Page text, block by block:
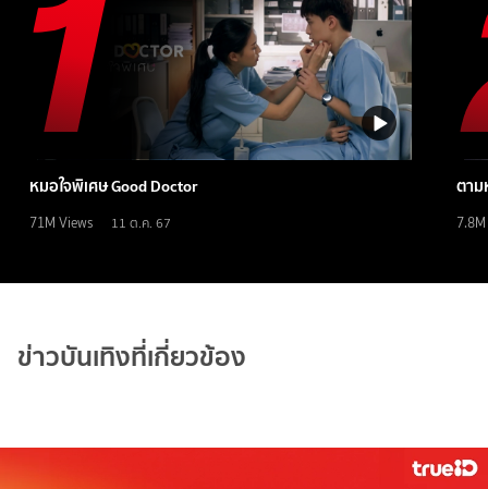
หมอใจพิเศษ Good Doctor
71M Views 11 ต.ค. 67
ตาม
7.8M
ข่าวบันเทิงที่เกี่ยวข้อง